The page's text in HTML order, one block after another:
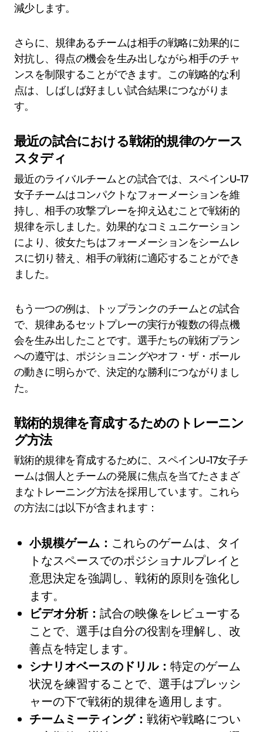
減少します。
さらに、規律あるチームは相手の戦略に効果的に
対抗し、得点の機会を生み出しながら相手のチャ
ンスを制限することができます。この戦略的な利
点は、しばしば好ましい試合結果につながりま
す。
最近の試合における戦術的規律のケース
スタディ
最近のライバルチームとの試合では、スペインU-17
女子チームはコンパクトなフォーメーションを維
持し、相手の攻撃プレーを抑え込むことで戦術的
規律を示しました。効果的なコミュニケーション
により、彼女たちはフォーメーションをシームレ
スに切り替え、相手の戦術に適応することができ
ました。
もう一つの例は、トップランクのチームとの試合
で、規律あるセットプレーの実行が複数の得点機
会を生み出したことです。選手たちの戦術プラン
への遵守は、ポジショニングやオフ・ザ・ボール
の動きに明らかで、決定的な勝利につながりまし
た。
戦術的規律を育成するためのトレーニン
グ方法
戦術的規律を育成するために、スペインU-17女子チ
ームは個人とチームの発展に焦点を当てたさまざ
まなトレーニング方法を採用しています。これら
の方法には以下が含まれます：
小規模ゲーム： これらのゲームは、タイ
トなスペースでのポジショナルプレイと
意思決定を強調し、戦術的原則を強化し
ます。
ビデオ分析： 試合の映像をレビューする
ことで、選手は自分の役割を理解し、改
善点を特定します。
シナリオベースのドリル： 特定のゲーム
状況を練習することで、選手はプレッシ
ャーの下で戦術的規律を適用します。
チームミーティング： 戦術や戦略につい